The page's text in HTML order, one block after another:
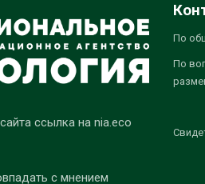
ссылка на nia.eco
с мнением
По
По